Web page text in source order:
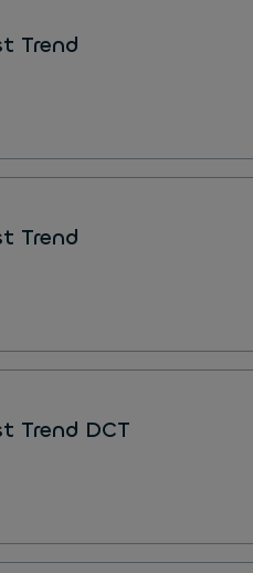
Trend
Trend
Trend DCT